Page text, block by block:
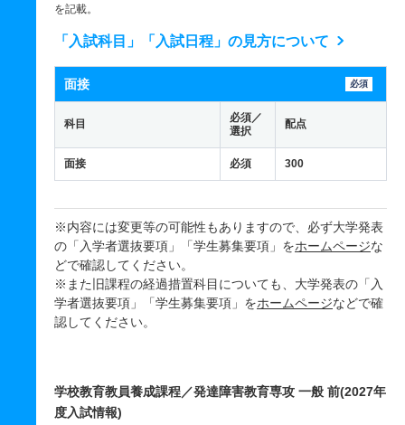
を記載。
「入試科目」「入試日程」の見方について
面接 必須
科目
必須／
選択
配点
面接 必須 300
※内容には変更等の可能性もありますので、必ず大学発表
の「入学者選抜要項」「学生募集要項」をホームページな
どで確認してください。
※また旧課程の経過措置科目についても、大学発表の「入
学者選抜要項」「学生募集要項」をホームページなどで確
認してください。
学校教育教員養成課程／発達障害教育専攻 一般 前(2027年
度入試情報)